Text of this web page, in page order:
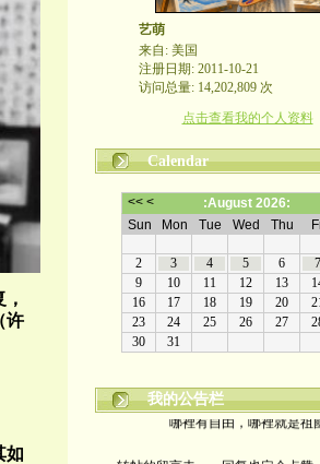
许
如
艺萌
来自: 美国
注册日期: 2011-10-21
访问总量: 14,202,809 次
点击查看我的个人资料
Calendar
我的公告栏
哪裡有自由，哪裡就是祖國